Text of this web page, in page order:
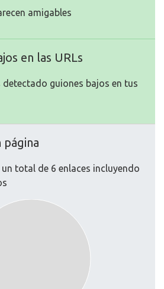
amigables
en las URLs
detectado guiones bajos en tus
página
total de 6 enlaces incluyendo